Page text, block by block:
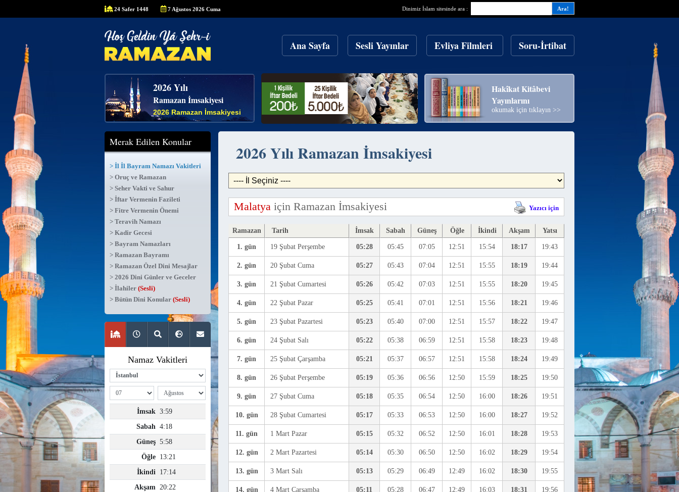
24 Safer 1448 7 Ağustos 2026 Cuma Dinimiz İslam sitesinde ara :
Ana Sayfa Sesli Yayınlar Evliya Filmleri Soru-İrtibat
2026 Yılı
Ramazan İmsakiyesi
2026 Ramazan İmsakiyesi
Hakîkat Kitâbevi
Yayınlarını
okumak için tıklayın >>
Merak Edilen Konular
> İl İl Bayram Namazı Vakitleri
> Oruç ve Ramazan
> Seher Vakti ve Sahur
> İftar Vermenin Fazileti
> Fitre Vermenin Önemi
> Teravih Namazı
> Kadir Gecesi
> Bayram Namazları
> Ramazan Bayramı
> Ramazan Özel Dini Mesajlar
> 2026 Dini Günler ve Geceler
> İlahiler (Sesli)
> Bütün Dini Konular (Sesli)
2026 Yılı Ramazan İmsakiyesi
Malatya için Ramazan İmsakiyesi Yazıcı için
Ramazan Tarih İmsak Sabah Güneş Öğle İkindi Akşam Yatsı
1. gün 19 Şubat Perşembe 05:28 05:45 07:05 12:51 15:54 18:17 19:43
2. gün 20 Şubat Cuma 05:27 05:43 07:04 12:51 15:55 18:19 19:44
3. gün 21 Şubat Cumartesi 05:26 05:42 07:03 12:51 15:55 18:20 19:45
4. gün 22 Şubat Pazar 05:25 05:41 07:01 12:51 15:56 18:21 19:46
5. gün 23 Şubat Pazartesi 05:23 05:40 07:00 12:51 15:57 18:22 19:47
6. gün 24 Şubat Salı 05:22 05:38 06:59 12:51 15:58 18:23 19:48
7. gün 25 Şubat Çarşamba 05:21 05:37 06:57 12:51 15:58 18:24 19:49
8. gün 26 Şubat Perşembe 05:19 05:36 06:56 12:50 15:59 18:25 19:50
9. gün 27 Şubat Cuma 05:18 05:35 06:54 12:50 16:00 18:26 19:51
10. gün 28 Şubat Cumartesi 05:17 05:33 06:53 12:50 16:00 18:27 19:52
11. gün 1 Mart Pazar 05:15 05:32 06:52 12:50 16:01 18:28 19:53
12. gün 2 Mart Pazartesi 05:14 05:30 06:50 12:50 16:02 18:29 19:54
13. gün 3 Mart Salı 05:13 05:29 06:49 12:49 16:02 18:30 19:55
14. gün 4 Mart Çarşamba 05:11 05:28 06:47 12:49 16:03 18:31 19:56